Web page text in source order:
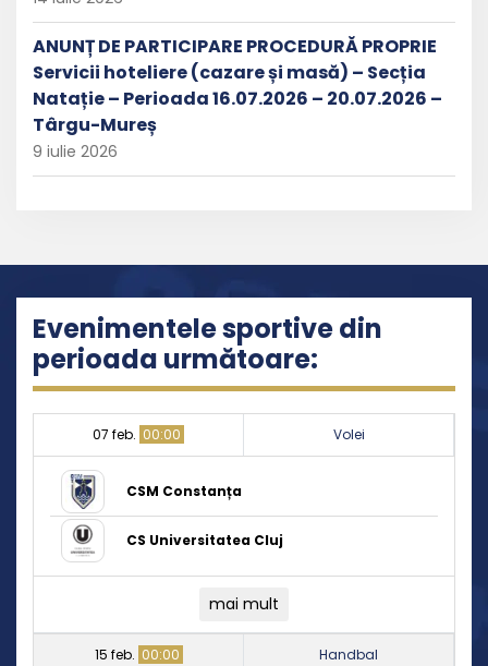
ANUNȚ DE PARTICIPARE PROCEDURĂ PROPRIE
Servicii hoteliere (cazare și masă) – Secția
Natație – Perioada 16.07.2026 – 20.07.2026 –
Târgu-Mureș
9 iulie 2026
Evenimentele sportive din
perioada următoare:
07 feb. 00:00 Volei
CSM Constanța
CS Universitatea Cluj
mai mult
15 feb. 00:00 Handbal